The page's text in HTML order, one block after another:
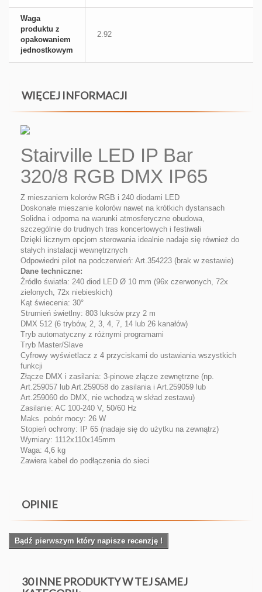
Waga
produktu z
opakowaniem
jednostkowym
2.92
WIĘCEJ INFORMACJI
Stairville LED IP Bar
320/8 RGB DMX IP65
Z mieszaniem kolorów RGB i 240 diodami LED
Doskonałe mieszanie kolorów nawet na krótkich dystansach
Solidna i odporna na warunki atmosferyczne obudowa,
szczególnie do trudnych tras koncertowych i festiwali
Dzięki licznym opcjom sterowania idealnie nadaje się również do
stałych instalacji wewnętrznych
Odpowiedni pilot na podczerwień: Art.354223 (brak w zestawie)
Dane techniczne:
Źródło światła: 240 diod LED Ø 10 mm (96x czerwonych, 72x
zielonych, 72x niebieskich)
Kąt świecenia: 30°
Strumień świetlny: 803 luksów przy 2 m
DMX 512 (6 trybów, 2, 3, 4, 7, 14 lub 26 kanałów)
Tryb automatyczny z różnymi programami
Tryb Master/Slave
Cyfrowy wyświetlacz z 4 przyciskami do ustawiania wszystkich
funkcji
Złącze DMX i zasilania: 3-pinowe złącze zewnętrzne (np.
Art.259057 lub Art.259058 do zasilania i Art.259059 lub
Art.259060 do DMX, nie wchodzą w skład zestawu)
Zasilanie: AC 100-240 V, 50/60 Hz
Maks. pobór mocy: 26 W
Stopień ochrony: IP 65 (nadaje się do użytku na zewnątrz)
Wymiary: 1112x110x145mm
Waga: 4,6 kg
Zawiera kabel do podłączenia do sieci
OPINIE
Bądź pierwszym który napisze recenzję !
30 INNE PRODUKTY W TEJ SAMEJ